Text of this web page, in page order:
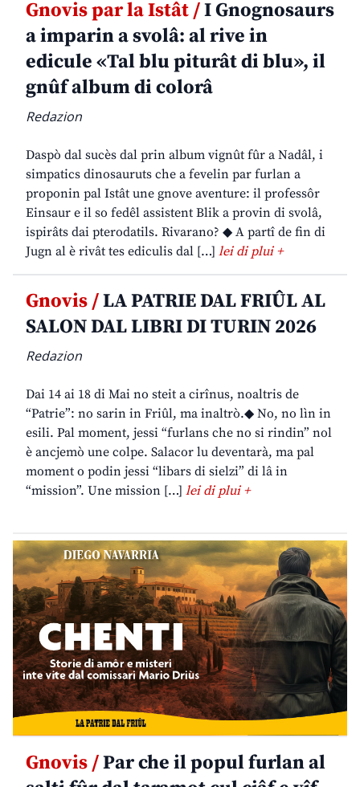
Gnovis par la Istât /I Gnognosaurs
a imparin a svolâ: al rive in
edicule «Tal blu piturât di blu», il
gnûf album di colorâ
Redazion
Daspò dal sucès dal prin album vignût fûr a Nadâl, i
simpatics dinosauruts che a fevelin par furlan a
proponin pal Istât une gnove aventure: il professôr
Einsaur e il so fedêl assistent Blik a provin di svolâ,
ispirâts dai pterodatils. Rivarano? ◆ A partî de fin di
Jugn al è rivât tes ediculis dal […] lei di plui +
Gnovis /LA PATRIE DAL FRIÛL AL
SALON DAL LIBRI DI TURIN 2026
Redazion
Dai 14 ai 18 di Mai no steit a cirînus, noaltris de
“Patrie”: no sarin in Friûl, ma inaltrò.◆ No, no lìn in
esili. Pal moment, jessi “furlans che no si rindin” nol
è ancjemò une colpe. Salacor lu deventarà, ma pal
moment o podin jessi “libars di sielzi” di lâ in
“mission”. Une mission […] lei di plui +
Gnovis /Par che il popul furlan al